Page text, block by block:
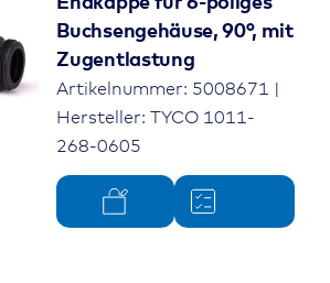
Buchsengehäuse, 90°, mit
Zugentlastung
Artikelnummer: 5008671 |
Hersteller: TYCO 1011-
268-0605